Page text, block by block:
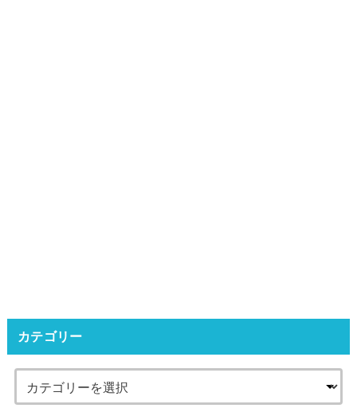
カテゴリー